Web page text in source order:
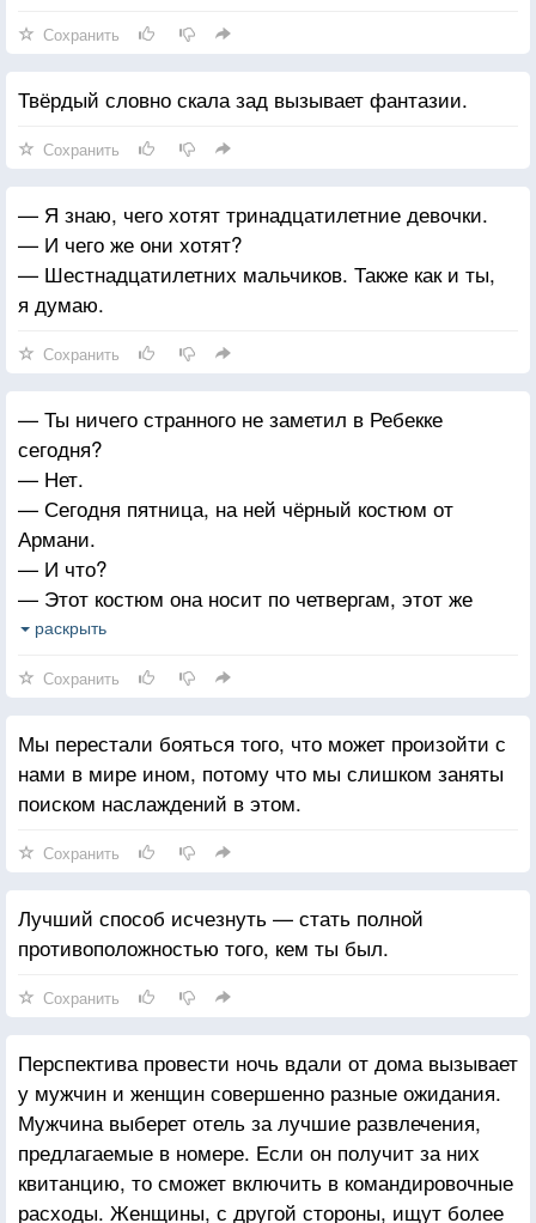
Сохранить
Твёрдый словно скала зад вызывает фантазии.
Сохранить
— Я знаю, чего хотят тринадцатилетние девочки.
— И чего же они хотят?
— Шестнадцатилетних мальчиков. Также как и ты,
я думаю.
Сохранить
— Ты ничего странного не заметил в Ребекке
сегодня?
— Нет.
— Сегодня пятница, на ней чёрный костюм от
Армани.
— И что?
— Этот костюм она носит по четвергам, этот же
костюм на ней был и вчера.
— Нет. Наблюдательность занимает 90% работы
консьержа. А если такая женщина как Ребекка два
дня подряд надевает одно и тоже, что-то не так!
раскрыть
Сохранить
Мы перестали бояться того, что может произойти с
нами в мире ином, потому что мы слишком заняты
поиском наслаждений в этом.
Сохранить
Лучший способ исчезнуть — стать полной
противоположностью того, кем ты был.
Сохранить
Перспектива провести ночь вдали от дома вызывает
у мужчин и женщин совершенно разные ожидания.
Мужчина выберет отель за лучшие развлечения,
предлагаемые в номере. Если он получит за них
квитанцию, то сможет включить в командировочные
расходы. Женщины, с другой стороны, ищут более